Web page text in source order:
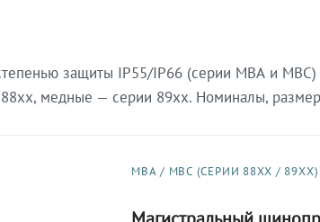
защиты IP55/IP66 (серии МВА и
медные — серии 89xx. Номиналы,
МВА / МВС (СЕРИИ 88XX / 89XX)